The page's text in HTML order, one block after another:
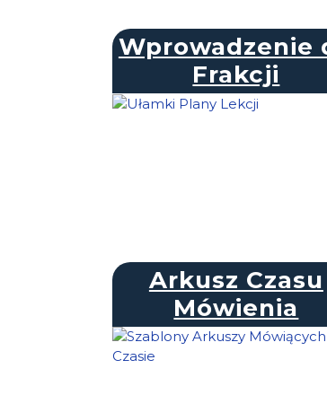
Wprowadzenie
Frakcji
Arkusz Czasu
Mówienia